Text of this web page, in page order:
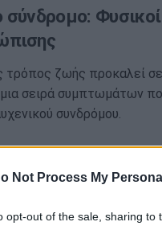
Not Process My
opt-out of the sale, sharing to
σύνδρομο:
τρόπος ζωής προκαλεί
σειρά συμπτωμάτων
συνδρόμου.